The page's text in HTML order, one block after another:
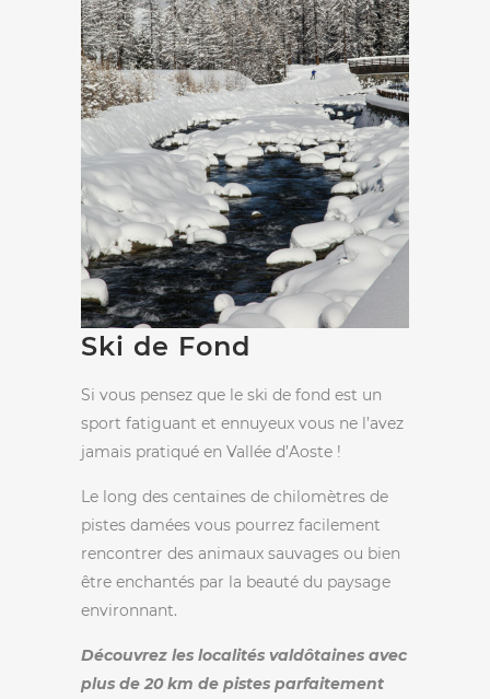
Ski de Fond
Si vous pensez que le ski de fond est un
sport fatiguant et ennuyeux vous ne l’avez
jamais pratiqué en Vallée d’Aoste !
Le long des centaines de chilomètres de
pistes damées vous pourrez facilement
rencontrer des animaux sauvages ou bien
être enchantés par la beauté du paysage
environnant.
Découvrez les localités valdôtaines avec
plus de 20 km de pistes parfaitement